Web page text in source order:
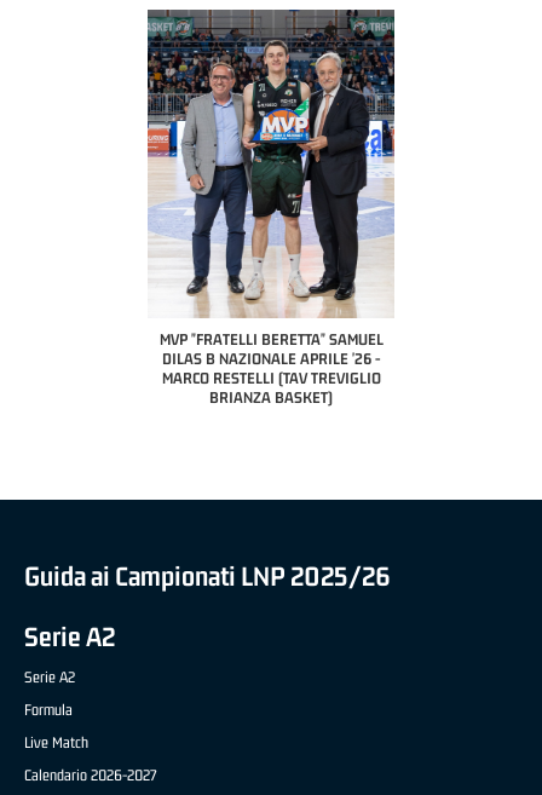
MVP "FRATELLI BERETTA" SAMUEL
DILAS B NAZIONALE APRILE '26 -
MARCO RESTELLI (TAV TREVIGLIO
BRIANZA BASKET)
Guida ai Campionati LNP 2025/26
Serie A2
Serie A2
Formula
Live Match
Calendario 2026-2027